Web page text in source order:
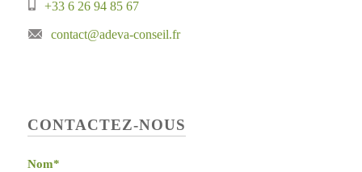
+33 6 26 94 85 67
contact@adeva-conseil.fr
CONTACTEZ-NOUS
Nom*